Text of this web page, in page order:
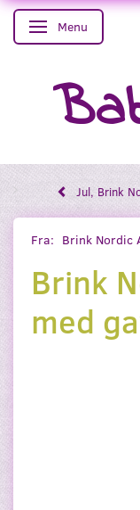
Skifte navigation
Menu
Jul, Brink
Fra: Brink Nordic
Brink
med